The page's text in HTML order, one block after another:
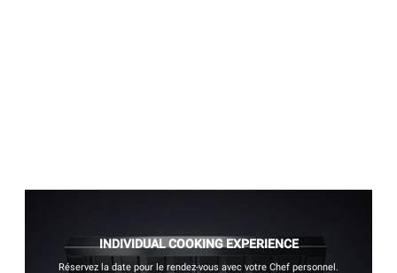
INDIVIDUAL COOKING EXPERIENCE
Réservez la date pour le rendez-vous avec votre Chef personnel.